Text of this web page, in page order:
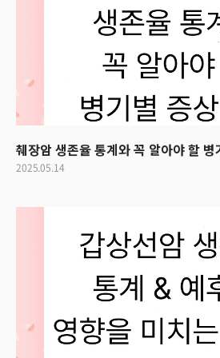
췌장암 생존율 통계와 꼭 알아야 할
2025.05.14